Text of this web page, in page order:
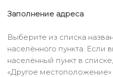
Заполнение адреса
Выберите из списка
населённого пункта. Если
населённый пункт в
«Другое